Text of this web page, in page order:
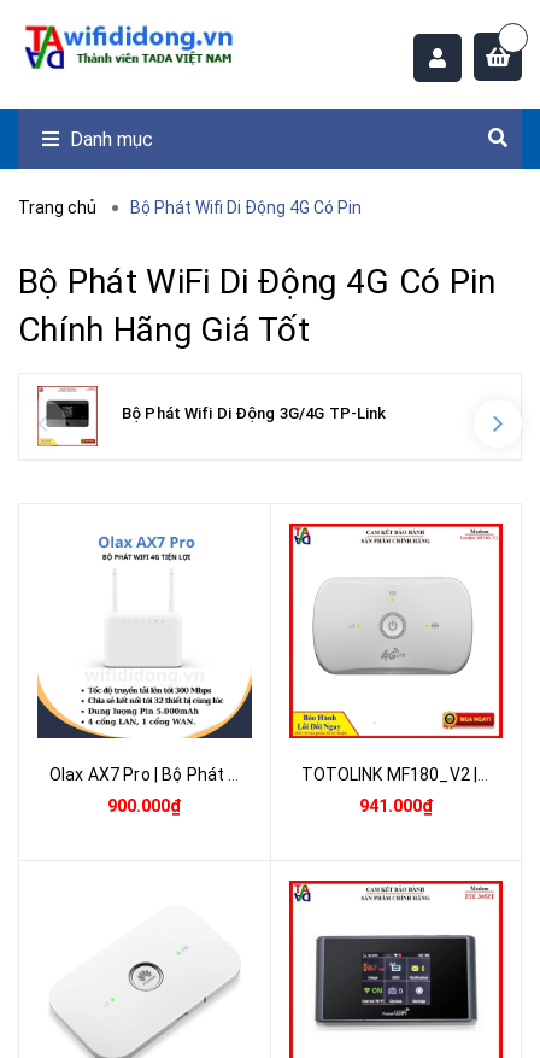
Danh mục
Trang chủ Bộ Phát Wifi Di Động 4G Có Pin
Bộ Phát WiFi Di Động 4G Có Pin
Chính Hãng Giá Tốt
Bộ Phát Wifi Di Động 3G/4G TP-Link
900.000₫
941.000₫